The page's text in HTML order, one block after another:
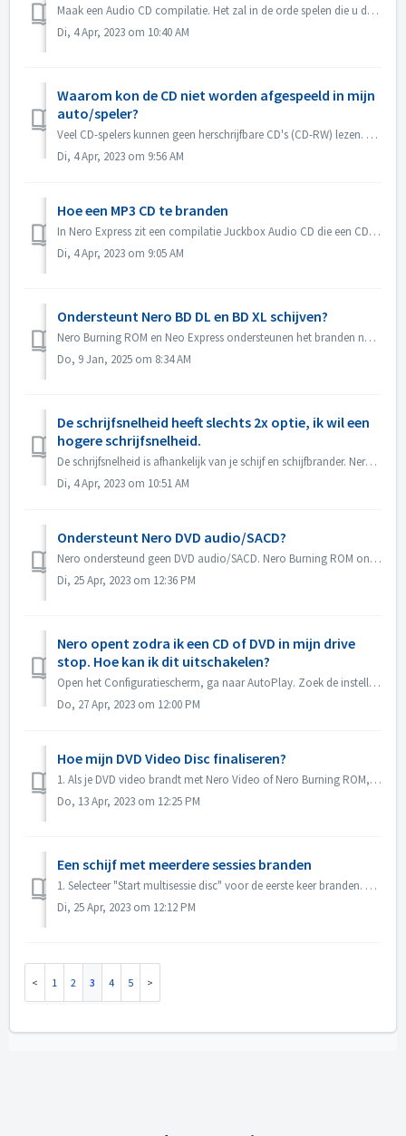
Maak een Audio CD compilatie. Het zal in de orde spelen die u de dossiers toevoegde. Als u met andere compilatie leidt die in feite een gegevensschijf zal b...
Di, 4 Apr, 2023 om 10:40 AM
Waarom kon de CD niet worden afgespeeld in mijn
auto/speler?
Veel CD-spelers kunnen geen herschrijfbare CD's (CD-RW) lezen. U moet daarom normale CD-ROM's gebruiken voor het branden van Audio CD's.
Di, 4 Apr, 2023 om 9:56 AM
Hoe een MP3 CD te branden
In Nero Express zit een compilatie Juckbox Audio CD die een CD maakt met al je favoriete MP3, WMA, of Nero AAC bestanden die kunnen worden afgespeeld op elk...
Di, 4 Apr, 2023 om 9:05 AM
Ondersteunt Nero BD DL en BD XL schijven?
Nero Burning ROM en Neo Express ondersteunen het branden naar BD DL (50GB) en BD XL (100GB en 128G) schijven. Nero Video ondersteunt het branden van BD DL ...
Do, 9 Jan, 2025 om 8:34 AM
De schrijfsnelheid heeft slechts 2x optie, ik wil een
hogere schrijfsnelheid.
De schrijfsnelheid is afhankelijk van je schijf en schijfbrander. Nero Burning ROM detecteert automatisch de schijfbrander en de schijf en geeft de beschikb...
Di, 4 Apr, 2023 om 10:51 AM
Ondersteunt Nero DVD audio/SACD?
Nero ondersteund geen DVD audio/SACD. Nero Burning ROM ondersteunt alleen het branden van audio CD in 44100 hz.
Di, 25 Apr, 2023 om 12:36 PM
Nero opent zodra ik een CD of DVD in mijn drive
stop. Hoe kan ik dit uitschakelen?
Open het Configuratiescherm, ga naar AutoPlay. Zoek de instelling van elke DVD of CD. Stel in op 'Vraag me elke keer' of 'Geen actie ondernemen&...
Do, 27 Apr, 2023 om 12:00 PM
Hoe mijn DVD Video Disc finaliseren?
1. Als je DVD video brandt met Nero Video of Nero Burning ROM, wordt de disc automatisch gefinaliseerd en kan deze op de meeste spelers worden afgespeeld. ...
Do, 13 Apr, 2023 om 12:25 PM
Een schijf met meerdere sessies branden
1. Selecteer "Start multisessie disc" voor de eerste keer branden. 2. Plaats de gebrande disk opnieuw. 3. Selecteer "Continue Multis...
Di, 25 Apr, 2023 om 12:12 PM
1 2 3 4 5